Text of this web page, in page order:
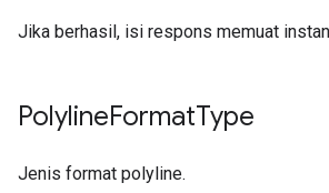
Jika berhasil, isi respons memuat
PolylineFormatType
Jenis format polyline.